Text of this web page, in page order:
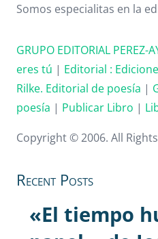
Somos especialitas en la
GRUPO EDITORIAL PEREZ-
eres tú | Editorial :
Rilke. Editorial de poesía |
poesía | Publicar Libro |
Copyright © 2006. All
Recent Posts
«El tiempo